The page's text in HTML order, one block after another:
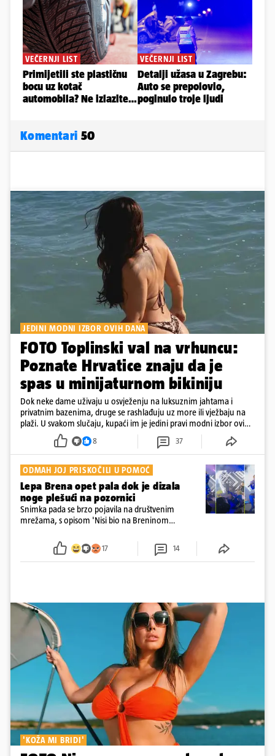
Komentari 50
JEDINI MODNI IZBOR OVIH DANA
FOTO Toplinski val na vrhuncu:
Poznate Hrvatice znaju da je
spas u minijaturnom bikiniju
Dok neke dame uživaju u osvježenju na luksuznim jahtama i
privatnim bazenima, druge se rashlađuju uz more ili vježbaju na
plaži. U svakom slučaju, kupaći im je jedini pravi modni izbor ovih
8 37
ODMAH JOJ PRISKOČILI U POMOĆ
Lepa Brena opet pala dok je dizala
noge plešući na pozornici
Snimka pada se brzo pojavila na društvenim
mrežama, s opisom 'Nisi bio na Breninom
Srećom, pjevačica se nije ozlijedila nego je s
osmijehom nastavila pjevati
17 14
'KOŽA MI BRIDI'